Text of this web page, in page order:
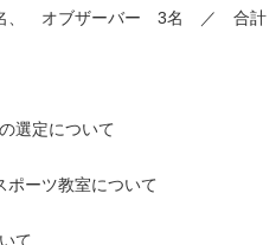
、 オブザーバー 3名 ／ 合計
定について
ーツ教室について
て